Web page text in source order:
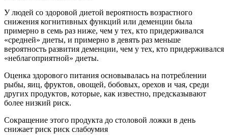
У людей со здоровой диетой вероятность возрастного
снижения когнитивных функций или деменции была
примерно в семь раз ниже, чем у тех, кто придерживался
«средней» диеты, и примерно в девять раз меньше
вероятность развития деменции, чем у тех, кто придерживался
«неблагоприятной» диеты.
Оценка здорового питания основывалась на потреблении
рыбы, яиц, фруктов, овощей, бобовых, орехов и чая, среди
других продуктов, которые, как известно, предсказывают
более низкий риск.
Сокращение этого продукта до столовой ложки в день
снижает риск риск слабоумия